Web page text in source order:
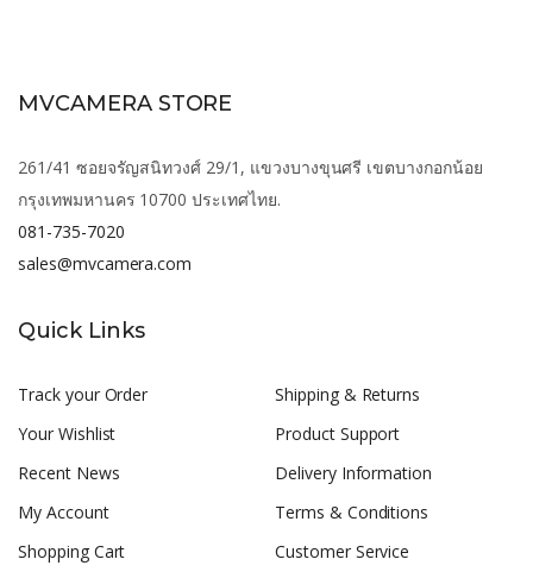
MVCAMERA STORE
261/41 ซอยจรัญสนิทวงศ์ 29/1, แขวงบางขุนศรี เขตบางกอกน้อย
กรุงเทพมหานคร 10700 ประเทศไทย.
081-735-7020
sales@mvcamera.com
Quick Links
Track your Order
Your Wishlist
Recent News
My Account
Shopping Cart
Shipping & Returns
Product Support
Delivery Information
Terms & Conditions
Customer Service